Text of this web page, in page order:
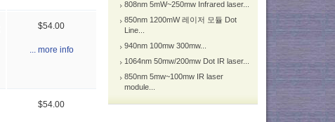
$54.00
... more info
$54.00
808nm 5mW~250mw Infrared laser...
850nm 1200mW 레이저 모듈 Dot
Line...
940nm 100mw 300mw...
1064nm 50mw/200mw Dot IR laser...
850nm 5mw~100mw IR laser
module...